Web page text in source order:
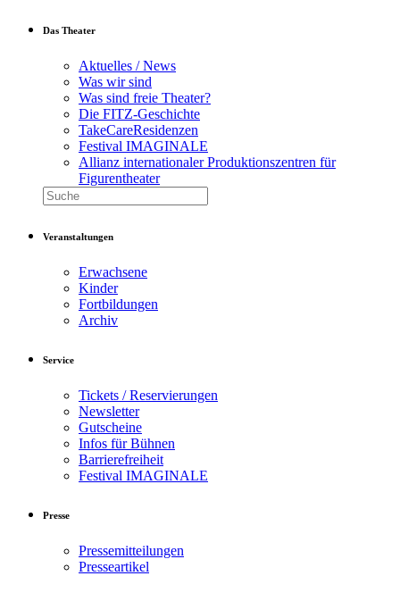
Das Theater
Aktuelles / News
Was wir sind
Was sind freie Theater?
Die FITZ-Geschichte
TakeCareResidenzen
Festival IMAGINALE
Allianz internationaler Produktionszentren für
Figurentheater
Veranstaltungen
Erwachsene
Kinder
Fortbildungen
Archiv
Service
Tickets / Reservierungen
Newsletter
Gutscheine
Infos für Bühnen
Barrierefreiheit
Festival IMAGINALE
Presse
Pressemitteilungen
Presseartikel